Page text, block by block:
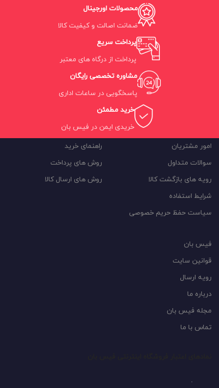
محصولات اورجینال
ضمانت اصالت و کیفیت کالا
پرداخت سریع
پرداخت از درگاه های معتبر
مشاوره تخصصی رایگان
پاسخگویی در ساعات اداری
خرید مطمئن
خریدی ایمن در فیس بان
امور مشتریان
سوالات متداول
رویه های بازگشت کالا
شرایط استفاده
سیاست حفظ حریم خصوصی
راهنمای خرید
روش های پرداخت
روش های ارسال کالا
فیس بان
قوانین سایت
رویه ارسال
درباره ما
مجله فیس بان
تماس با ما